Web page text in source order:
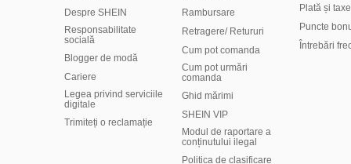
Despre SHEIN
Responsabilitate
socială
Blogger de modă
Cariere
Legea privind serviciile
digitale
Trimiteți o reclamație
Rambursare
Retragere/ Retururi
Cum pot comanda
Cum pot urmări
comanda
Ghid mărimi
SHEIN VIP
Modul de raportare a
conținutului ilegal
Politica de clasificare
Plată și taxe
Puncte
Întrebări